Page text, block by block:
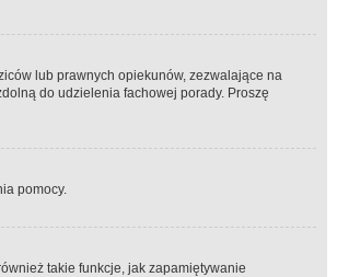
lub prawnych opiekunów, zezwalające na
do udzielenia fachowej porady. Proszę
pomocy.
takie funkcje, jak zapamiętywanie